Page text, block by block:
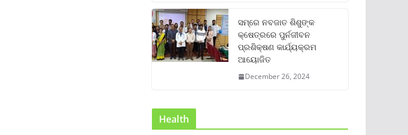
ସମ୍‌ରେ ନବଜାତ ଶିଶୁଙ୍କ
କ୍ଷେତ୍ରରେ ପୁର୍ନଜୀବନ
ପ୍ରଶିକ୍ଷଣ କାର୍ଯ୍ୟକ୍ରମ
ଆୟୋଜିତ
December 26, 2024
Health